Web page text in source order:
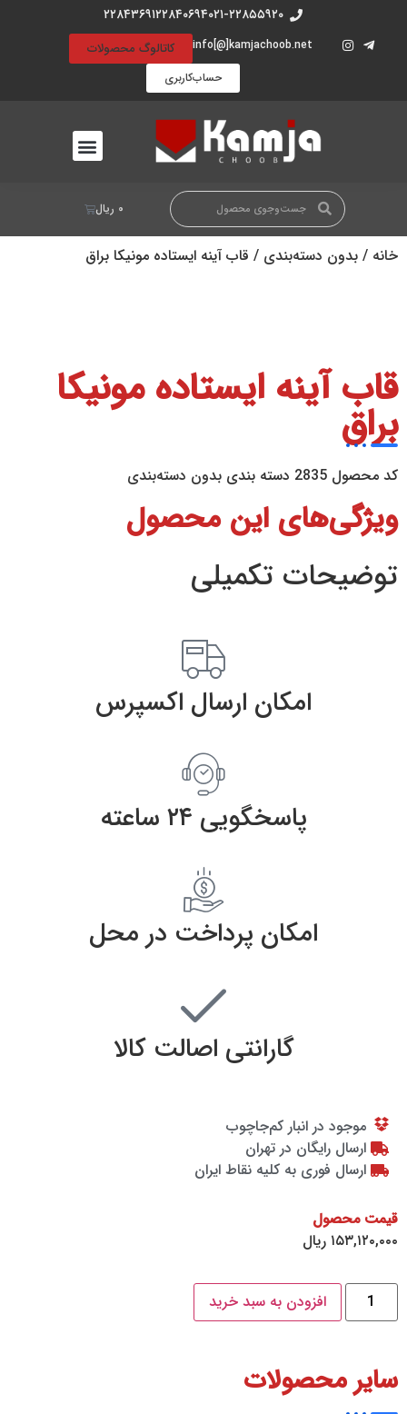
۰۲۱-۲۲۸۵۵۹۲۰۲۲۸۴۰۶۹۴۲۲۸۴۳۶۹۱
info[@]kamjachoob.net کاتالوگ محصولات
حساب‌کاربری
۰ ریال
خانه / بدون دسته‌بندی / قاب آینه ایستاده مونیکا براق
قاب آینه ایستاده مونیکا
براق
کد محصول 2835 دسته بندی بدون دسته‌بندی
ویژگی‌های این محصول
توضیحات تکمیلی
امکان ارسال اکسپرس
پاسخگویی ۲۴ ساعته
امکان پرداخت در محل
گارانتی اصالت کالا
موجود در انبار کم‌‌جاچوب
ارسال رایگان در تهران
ارسال فوری به کلیه نقاط ایران
قیمت محصول
۱۵۳,۱۲۰,۰۰۰ ریال
افزودن به سبد خرید
سایر محصولات